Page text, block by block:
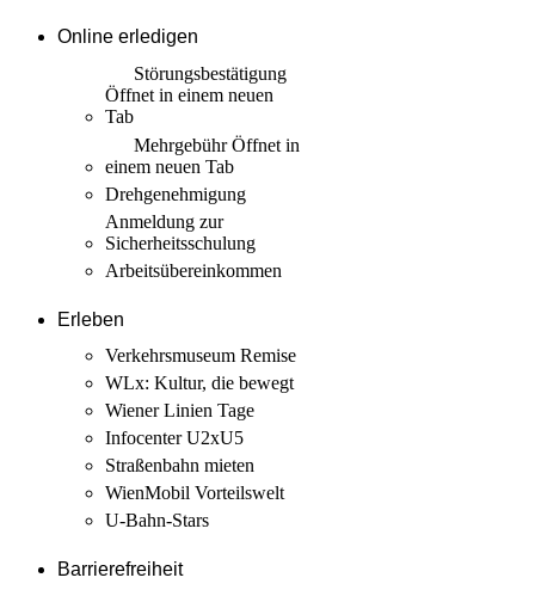
Online erledigen
Störungs­bestätigung
Öffnet in einem neuen
Tab
MehrgebührÖffnet in
einem neuen Tab
Drehgenehmigung
Anmeldung zur
Sicherheits­schulung
Arbeits­übereinkommen
Erleben
Verkehrsmuseum Remise
WLx: Kultur, die bewegt
Wiener Linien Tage
Infocenter U2xU5
Straßenbahn mieten
WienMobil Vorteilswelt
U-Bahn-Stars
Barrierefreiheit